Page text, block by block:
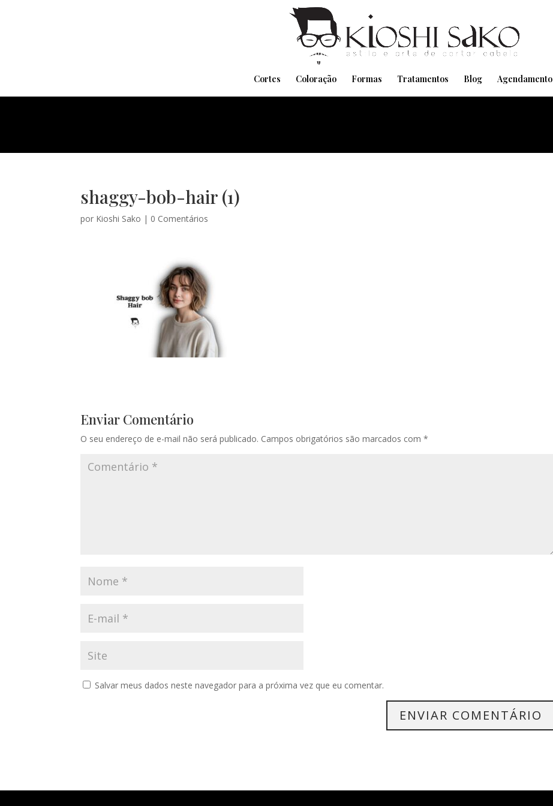
Cortes Coloração Formas Tratamentos Blog Agendamento
shaggy-bob-hair (1)
por Kioshi Sako | 0 Comentários
Enviar Comentário
O seu endereço de e-mail não será publicado. Campos obrigatórios são marcados com*
Salvar meus dados neste navegador para a próxima vez que eu comentar.
Pensando em transformar seu Visual??
Agende pelo Whatsapp